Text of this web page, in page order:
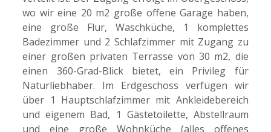
wo wir eine 20 m2 große offene Garage haben,
eine große Flur, Waschküche, 1 komplettes
Badezimmer und 2 Schlafzimmer mit Zugang zu
einer großen privaten Terrasse von 30 m2, die
einen 360-Grad-Blick bietet, ein Privileg für
Naturliebhaber. Im Erdgeschoss verfügen wir
über 1 Hauptschlafzimmer mit Ankleidebereich
und eigenem Bad, 1 Gästetoilette, Abstellraum
und eine große Wohnküche (alles offenes